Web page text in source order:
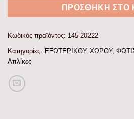
ΠΡΟΣΘΉΚΗ ΣΤΟ
Κωδικός προϊόντος: 145-20222
Κατηγορίες: ΕΞΩΤΕΡΙΚΟΥ ΧΩΡΟΥ,
Απλίκες